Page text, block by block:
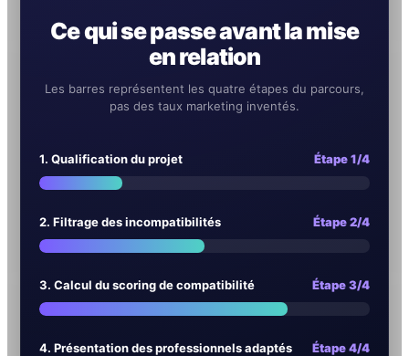
Ce qui se passe avant la mise
en relation
Les barres représentent les quatre étapes du parcours,
pas des taux marketing inventés.
1. Qualification du projet Étape 1/4
2. Filtrage des incompatibilités Étape 2/4
3. Calcul du scoring de compatibilité Étape 3/4
4. Présentation des professionnels adaptés Étape 4/4